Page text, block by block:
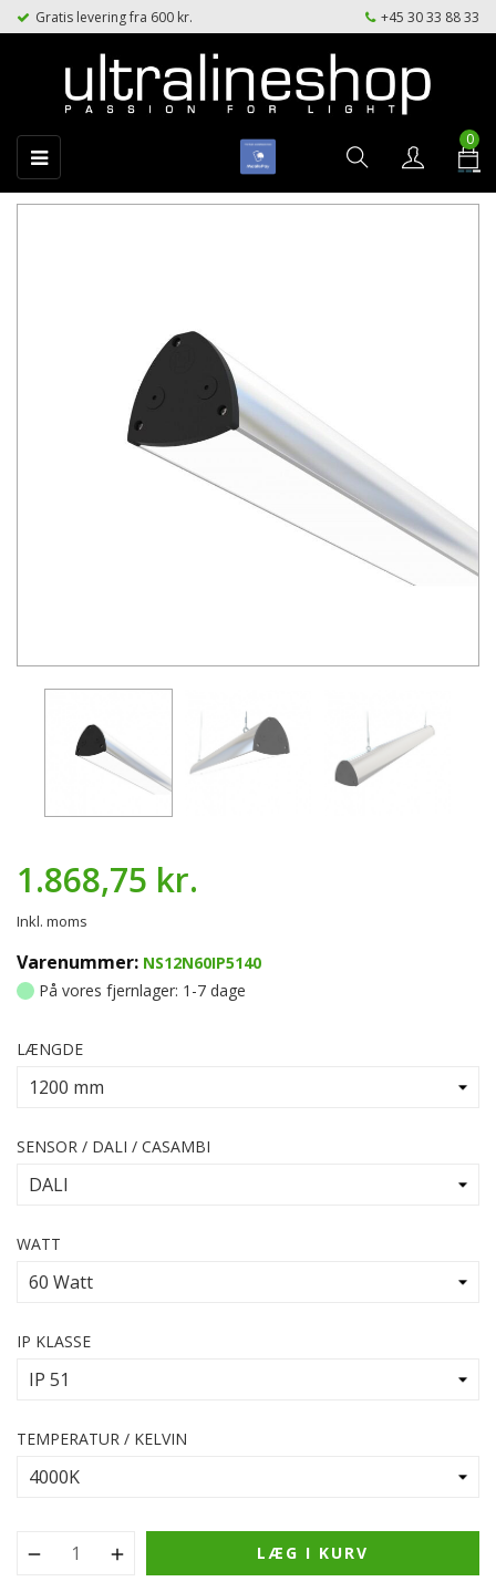
Gratis levering fra 600 kr. +45 30 33 88 33
Toggle
navigation
☰
0
1.868,75 kr.
Inkl. moms
Varenummer: NS12N60IP5140
På vores fjernlager: 1-7 dage
LÆNGDE
SENSOR / DALI / CASAMBI
WATT
IP KLASSE
TEMPERATUR / KELVIN
LÆG I KURV